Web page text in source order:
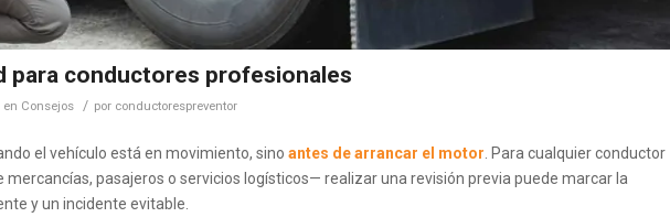
para conductores profesionales
en Consejos / por conductorespreventor
el vehículo está en movimiento, sino antes de arrancar el motor . Para cualquier conductor
pasajeros o servicios logísticos— realizar una revisión previa puede marcar la
y un incidente evitable.